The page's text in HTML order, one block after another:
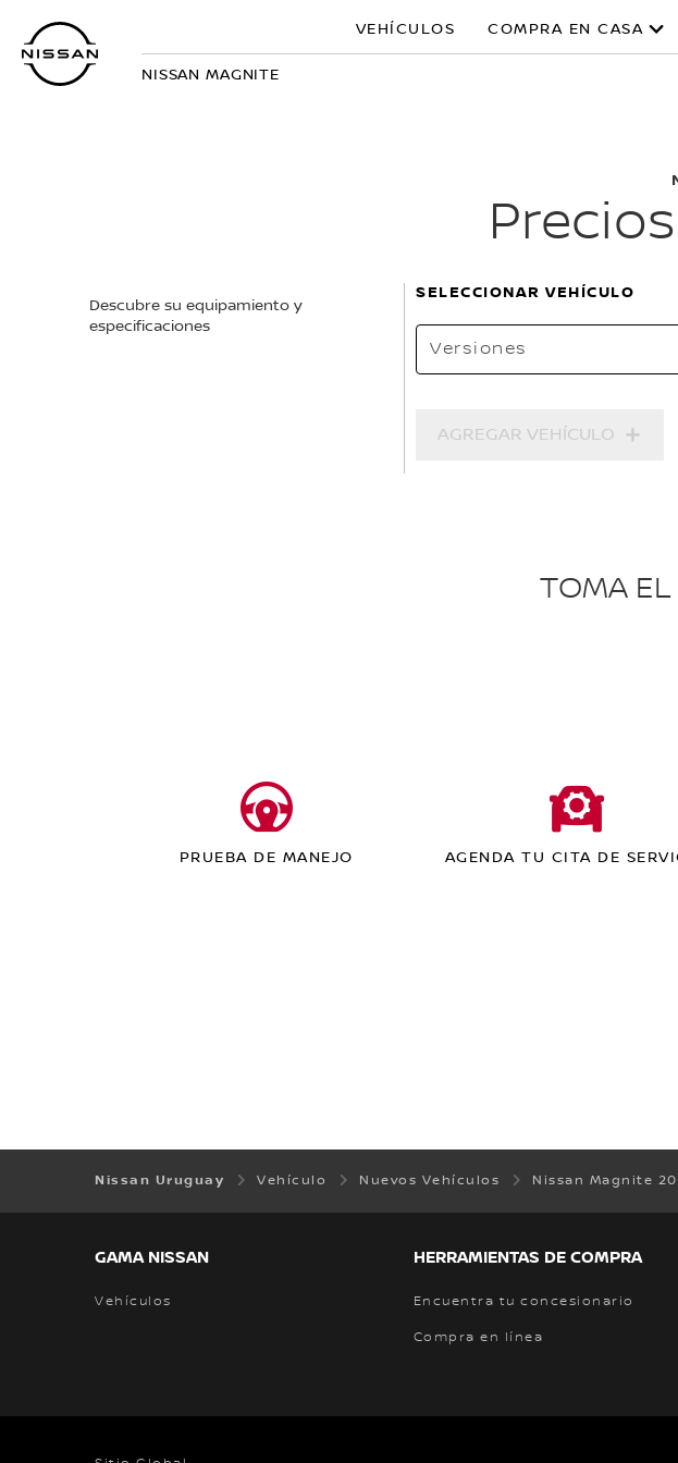
contenido
principal
VEHÍCULOS COMPRA EN CASA
NISSAN MAGNITE
Descubre su equipamiento y
especificaciones
SELECCIONAR VEHÍCULO
Versiones
AGREGAR VEHÍCULO
TOMA EL
PRUEBA DE MANEJO AGENDA TU CITA DE
Nissan Uruguay Vehículo Nuevos Vehículos Nissan Magnite
GAMA NISSAN
Vehículos
HERRAMIENTAS DE COMPRA
Encuentra tu concesionario
Compra en línea